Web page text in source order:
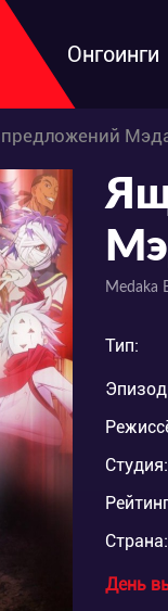
Онгоинги
Medaka
Тип:
Студия:
Страна:
День